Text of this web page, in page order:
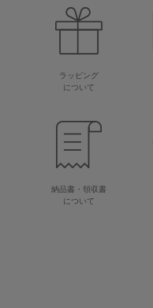
ラッピング
について
納品書・領収書
について